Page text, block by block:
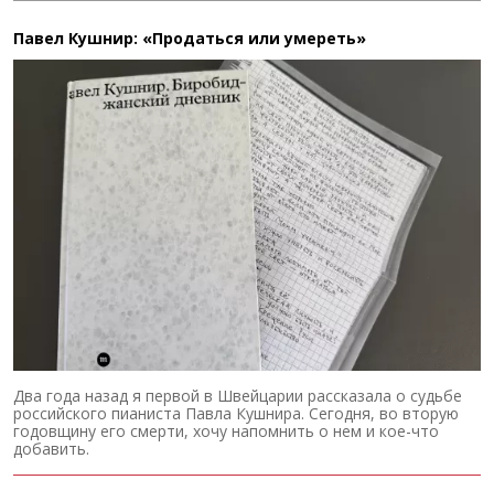
Павел Кушнир: «Продаться или умереть»
Два года назад я первой в Швейцарии рассказала о судьбе
российского пианиста Павла Кушнира. Сегодня, во вторую
годовщину его смерти, хочу напомнить о нем и кое-что
добавить.